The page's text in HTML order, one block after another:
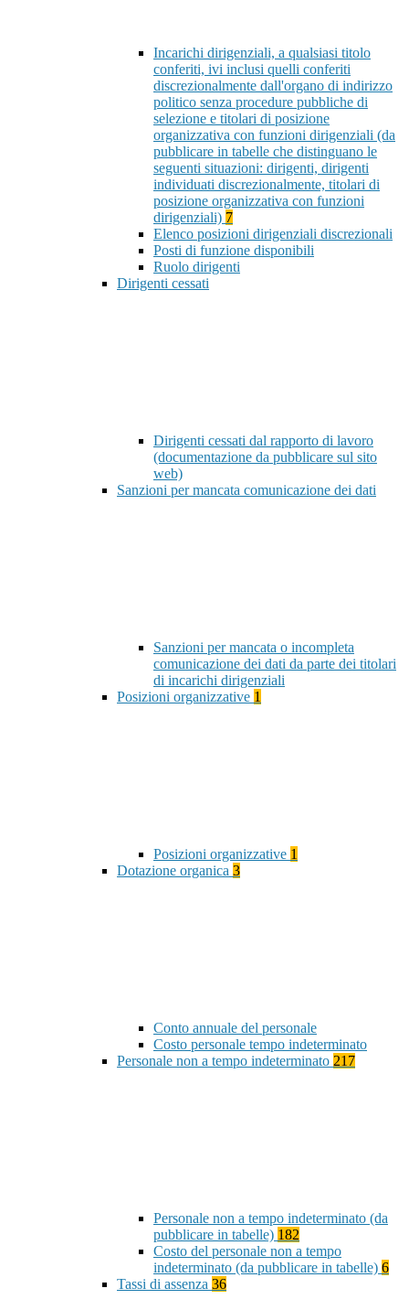
Incarichi dirigenziali, a qualsiasi titolo
conferiti, ivi inclusi quelli conferiti
discrezionalmente dall'organo di indirizzo
politico senza procedure pubbliche di
selezione e titolari di posizione
organizzativa con funzioni dirigenziali (da
pubblicare in tabelle che distinguano le
seguenti situazioni: dirigenti, dirigenti
individuati discrezionalmente, titolari di
posizione organizzativa con funzioni
dirigenziali) 7
Elenco posizioni dirigenziali discrezionali
Posti di funzione disponibili
Ruolo dirigenti
Dirigenti cessati
Dirigenti cessati dal rapporto di lavoro
(documentazione da pubblicare sul sito
web)
Sanzioni per mancata comunicazione dei dati
Sanzioni per mancata o incompleta
comunicazione dei dati da parte dei titolari
di incarichi dirigenziali
Posizioni organizzative 1
Posizioni organizzative 1
Dotazione organica 3
Conto annuale del personale
Costo personale tempo indeterminato
Personale non a tempo indeterminato 217
Personale non a tempo indeterminato (da
pubblicare in tabelle) 182
Costo del personale non a tempo
indeterminato (da pubblicare in tabelle) 6
Tassi di assenza 36